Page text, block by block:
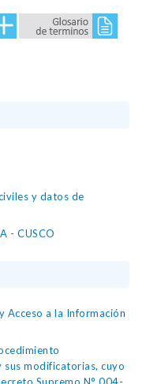
y datos de
- CUSCO
Acceso a la Información
modificatorias, cuyo